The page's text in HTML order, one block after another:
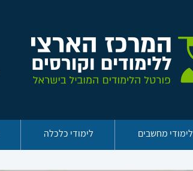
לימודי מחשבים לימודי כלכלה